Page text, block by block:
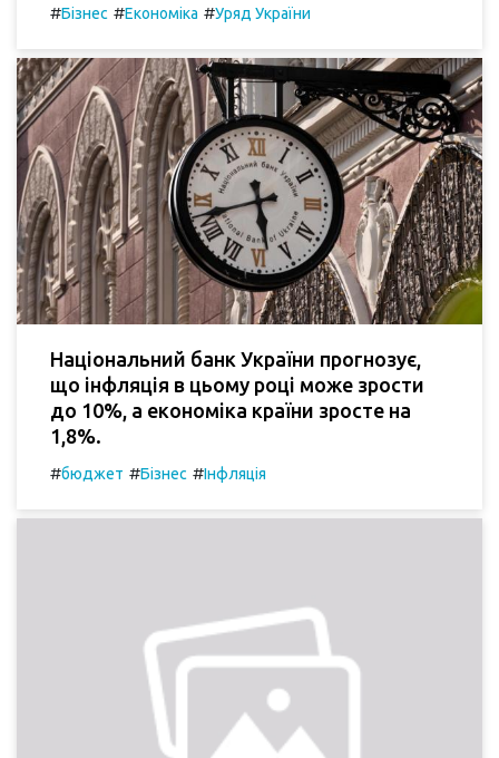
#Бізнес #Економіка #Уряд України
Національний банк України прогнозує,
що інфляція в цьому році може зрости
до 10%, а економіка країни зросте на
1,8%.
#бюджет #Бізнес #Інфляція